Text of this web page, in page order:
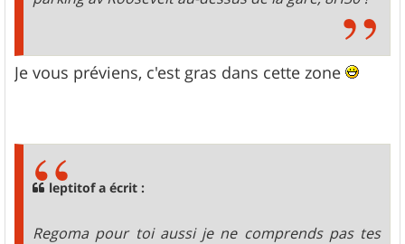
Je vous préviens, c'est gras dans cette zone
leptitof a écrit :
Regoma pour toi aussi je ne comprends pas tes